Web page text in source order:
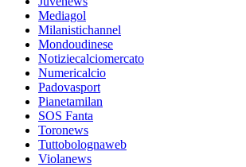
Mediagol
Milanistichannel
Mondoudinese
Notiziecalciomercato
Numericalcio
Padovasport
Pianetamilan
SOS Fanta
Toronews
Tuttobolognaweb
Violanews